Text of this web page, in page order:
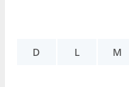
D
L M